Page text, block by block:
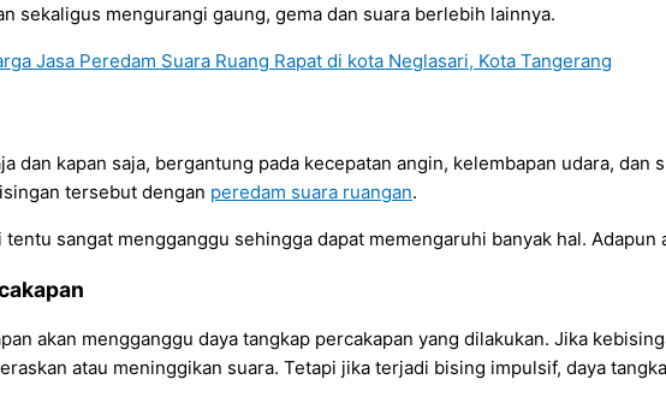
sekaligus mengurangi gaung, gema dan suara berlebih lainnya.
dan kapan saja, bergantung pada kecepatan angin, kelembapan udara, dan
tersebut dengan peredam suara ruangan.
sangat mengganggu sehingga dapat memengaruhi banyak hal.
akan mengganggu daya tangkap percakapan yang dilakukan. Jika
atau meninggikan suara. Tetapi jika terjadi bising impulsif, daya